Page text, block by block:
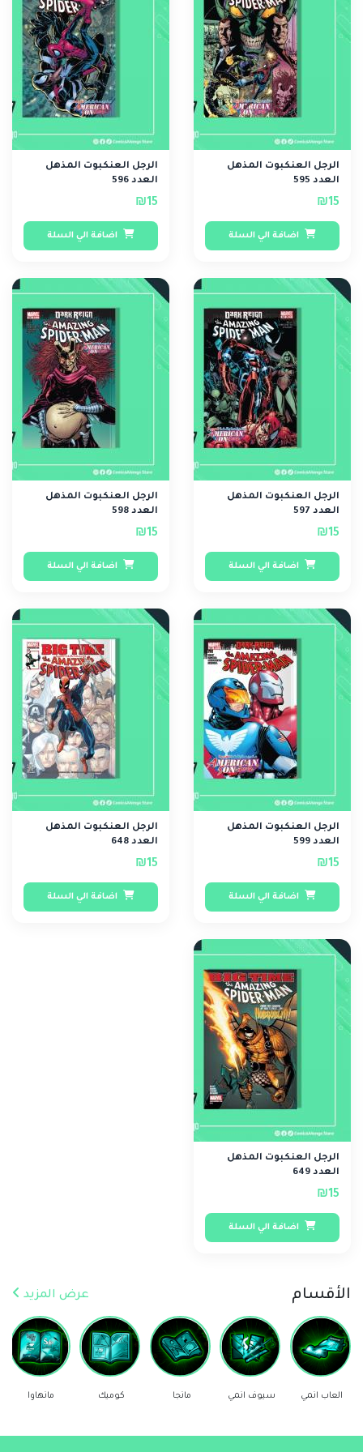
الرجل العنكبوت المذهل
العدد 595
₪15
اضافة الي السلة
الرجل العنكبوت المذهل
العدد 596
₪15
اضافة الي السلة
الرجل العنكبوت المذهل
العدد 597
₪15
اضافة الي السلة
الرجل العنكبوت المذهل
العدد 598
₪15
اضافة الي السلة
الرجل العنكبوت المذهل
العدد 599
₪15
اضافة الي السلة
الرجل العنكبوت المذهل
العدد 648
₪15
اضافة الي السلة
الرجل العنكبوت المذهل
العدد 649
₪15
اضافة الي السلة
الأقسام عرض المزيد
العاب انمي سيوف انمي مانجا كوميك مانهاوا